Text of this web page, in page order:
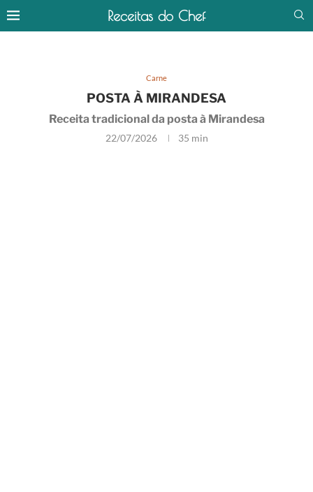
Receitas do Chef
Carne
POSTA À MIRANDESA
Receita tradicional da posta à Mirandesa
22/07/2026 35 min